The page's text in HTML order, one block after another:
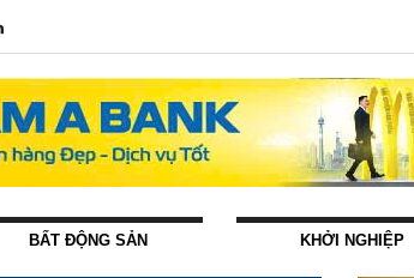
BẤT ĐỘNG SẢN KHỞI NGHIỆP